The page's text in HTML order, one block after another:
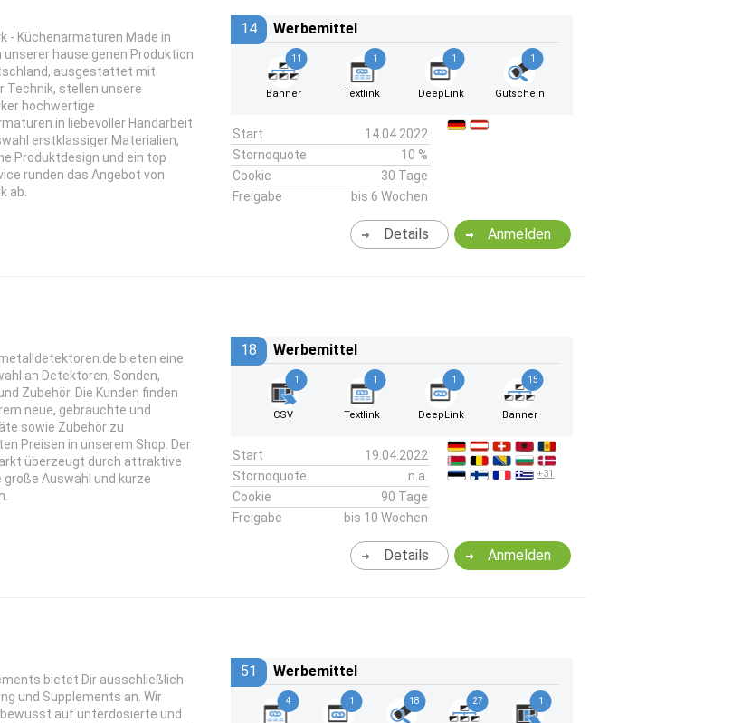
- Küchenarmaturen Made in
unserer hauseigenen Produktion
ausgestattet mit
Technik, stellen unsere
hochwertige
in liebevoller Handarbeit
erstklassiger Materialien,
Produktdesign und ein top
runden das Angebot von
ab.
14 Werbemittel
11
Banner
1
Textlink
1
DeepLink
1
Gutschein
Start
14.04.2022
Stornoquote
10 %
Cookie
30 Tage
Freigabe
bis 6 Wochen
Anmelden
Details
bieten eine
an Detektoren, Sonden,
Zubehör. Die Kunden finden
neue, gebrauchte und
sowie Zubehör zu
Preisen in unserem Shop. Der
überzeugt durch attraktive
große Auswahl und kurze
18 Werbemittel
1
CSV
1
Textlink
1
DeepLink
15
Banner
Start
19.04.2022
Stornoquote
n.a.
Cookie
90 Tage
Freigabe
bis 10 Wochen
+31
Anmelden
Details
bietet Dir ausschließlich
und Supplements an. Wir
auf unterdosierte und
51 Werbemittel
4 1 18 27 1